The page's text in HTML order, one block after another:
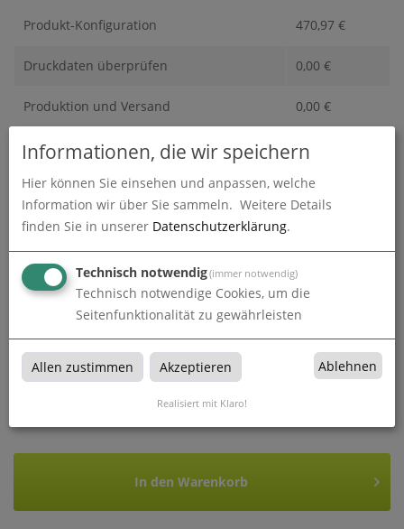
Produkt-Konfiguration 470,97 €
Druckdaten überprüfen 0,00 €
Produktion und Versand 0,00 €
Produktions- und Lieferzeit 0,00
Gesamtbetrag (netto) 470,97
zzgl. 19% MwSt.
Gesamtbetrag (brutto) 560,45
Datenupload
Datei auswählen
In den Warenkorb
Informationen, die wir speichern
Hier können Sie einsehen und anpassen, welche
Information wir über Sie sammeln. Weitere Details
finden Sie in unserer Datenschutzerklärung.
Technisch notwendig(immer notwendig)
Technisch notwendige Cookies, um die
Seitenfunktionalität zu gewährleisten
Allen zustimmen Akzeptieren Ablehnen
Realisiert mit Klaro!